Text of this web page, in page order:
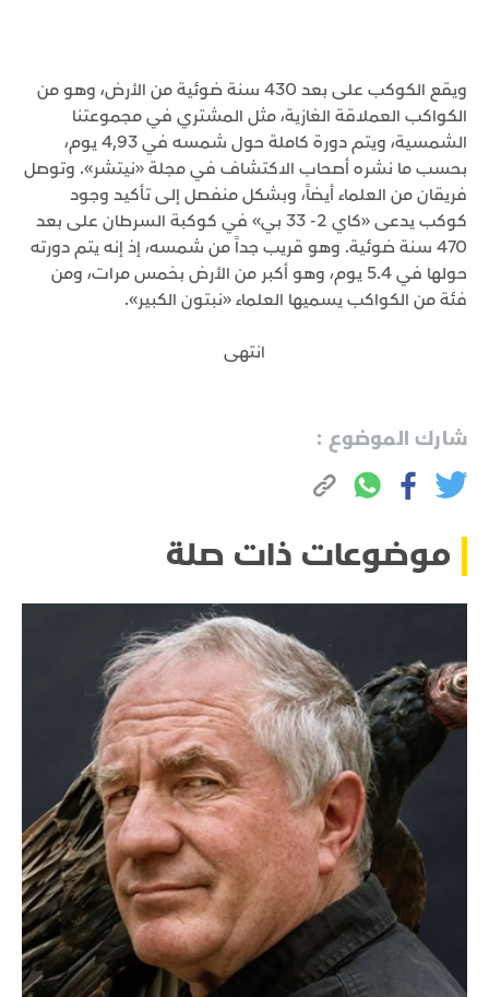
ويقع الكوكب على بعد 430 سنة ضوئية من الأرض، وهو من
الكواكب العملاقة الغازية، مثل المشتري في مجموعتنا
الشمسية، ويتم دورة كاملة حول شمسه في 4,93 يوم،
بحسب ما نشره أصحاب الاكتشاف في مجلة «نيتشر». وتوصل
فريقان من العلماء أيضاً، وبشكل منفصل إلى تأكيد وجود
كوكب يدعى «كاي 2- 33 بي» في كوكبة السرطان على بعد
470 سنة ضوئية. وهو قريب جداً من شمسه، إذ إنه يتم دورته
حولها في 5.4 يوم، وهو أكبر من الأرض بخمس مرات، ومن
فئة من الكواكب يسميها العلماء «نبتون الكبير».
انتهى
شارك الموضوع :
موضوعات ذات صلة